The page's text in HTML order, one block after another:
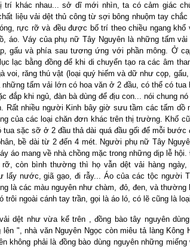
trí khác nhau... sở dĩ mới nhìn, ta có cảm giác
liệu vải dệt thủ công từ sợi bông nhuộm tay
rực rỡ và đều được bố trí theo chiều ngang
áo. Váy của phụ nữ Tây Nguyên là những tấm
gấu và phía sau tương ứng với phần mông. Ở
lạc bằng đồng để khi di chuyển tạo ra các âm
voi, răng thú vật (loại quý hiếm và dữ như cọp,
tấm vải lớn có hoa văn ở 2 đầu, có thể có tua
đắp khi ngủ, đàn bà dùng để địu con... nói chung
Rất nhiều người Kinh bây giờ sưu tầm các tấm dồ
của các loại chăn đơn khác trên thị trường. Khố
tua sặc sỡ ở 2 đầu thả dài quá đầu gối để mỗi
bề dài từ 2 đến 4 mét. Người phụ nữ Tây
áo mang về nhà chồng mặc trong những dịp lễ
còn bình thường thì họ vẫn dệt vải hàng
lấy nước, giã gạo, đi rẫy... Áo của các tộc người
là các màu nguyên như chàm, đỏ, đen, và
trôi ngoài cánh tay trần, gọi là áo ló, có lẽ cũng là
dệt như vừa kể trên , đồng bào tây nguyên
", nhà văn Nguyên Ngọc còn miêu tả làng Kông
không phải là đồng bào dùng nguyên những